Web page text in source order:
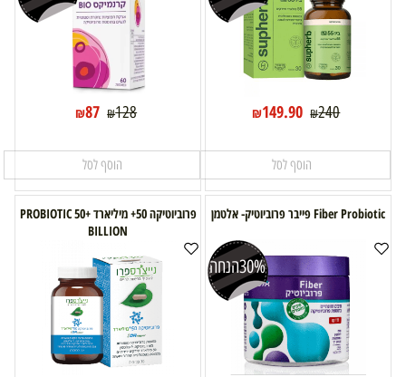
₪240
₪149.90
הוסף לסל
₪128
₪87
הוסף לסל
Fiber Probiotic פייבר פרוביוטיק- אלטמן
30%הנחה
פרוביוטיקה 50+ מיליארד PROBIOTIC 50+
BILLION